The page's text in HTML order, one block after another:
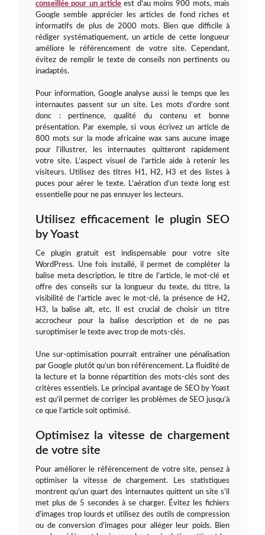
conseillée pour un article est d’au moins 900 mots, mais
Google semble apprécier les articles de fond riches et
informatifs de plus de 2000 mots. Bien que difficile à
rédiger systématiquement, un article de cette longueur
améliore le référencement de votre site. Cependant,
évitez de remplir le texte de conseils non pertinents ou
inadaptés.
Pour information, Google analyse aussi le temps que les
internautes passent sur un site. Les mots d’ordre sont
donc : pertinence, qualité du contenu et bonne
présentation. Par exemple, si vous écrivez un article de
800 mots sur la mode africaine wax sans aucune image
pour l’illustrer, les internautes quitteront rapidement
votre site. L’aspect visuel de l’article aide à retenir les
visiteurs. Utilisez des titres H1, H2, H3 et des listes à
puces pour aérer le texte. L’aération d’un texte long est
essentielle pour ne pas ennuyer les lecteurs.
Utilisez efficacement le plugin SEO
by Yoast
Ce plugin gratuit est indispensable pour votre site
WordPress. Une fois installé, il permet de compléter la
balise meta description, le titre de l’article, le mot-clé et
offre des conseils sur la longueur du texte, du titre, la
visibilité de l’article avec le mot-clé, la présence de H2,
H3, la balise alt, etc. Il est crucial de choisir un titre
accrocheur pour la balise description et de ne pas
suroptimiser le texte avec trop de mots-clés.
Une sur-optimisation pourrait entraîner une pénalisation
par Google plutôt qu’un bon référencement. La fluidité de
la lecture et la bonne répartition des mots-clés sont des
critères essentiels. Le principal avantage de SEO by Yoast
est qu’il permet de corriger les problèmes de SEO jusqu’à
ce que l’article soit optimisé.
Optimisez la vitesse de chargement
de votre site
Pour améliorer le référencement de votre site, pensez à
optimiser la vitesse de chargement. Les statistiques
montrent qu’un quart des internautes quittent un site s’il
met plus de 5 secondes à se charger. Évitez les fichiers
d’images trop lourds et utilisez des outils de compression
ou de conversion d’images pour alléger leur poids. Bien